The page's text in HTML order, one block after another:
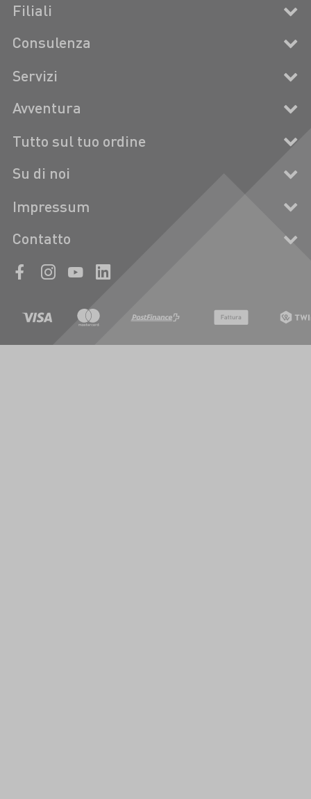
Filiali
Consulenza
Servizi
Avventura
Tutto sul tuo ordine
Su di noi
Impressum
Contatto